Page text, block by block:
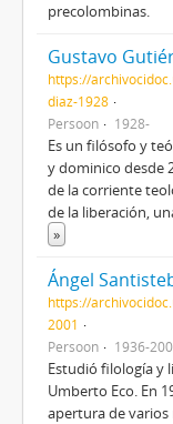
precolombinas.
Gustavo
https://
diaz-1928
Persoon
1928-
Es un filósofo y
y dominico desde
de la corriente
de la liberación,
»
Ángel
https://
2001
Persoon
1936-
Estudió filología y
Umberto Eco. En
apertura de varios